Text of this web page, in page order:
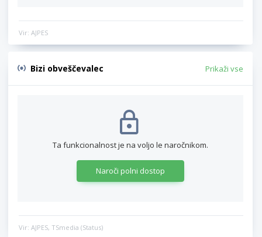
Vir: AJPES
Bizi obveščevalec Prikaži vse
Ta funkcionalnost je na voljo le naročnikom.
Naroči polni dostop
Vir: AJPES, TSmedia (Status)